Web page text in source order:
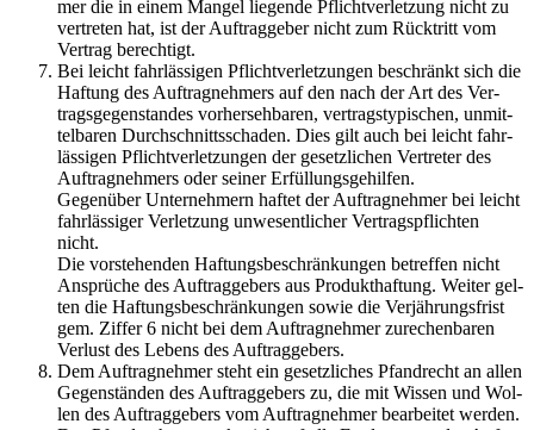
mer die in einem Man­gel lie­gen­de Pflicht­ver­let­zung nicht zu
ver­tre­ten hat, ist der Auf­trag­ge­ber nicht zum Rück­tritt vom
Ver­trag be­rech­tigt.
Bei leicht fahr­läs­si­gen Pflicht­ver­let­zun­gen be­schränkt sich die
Haf­tung des Auf­trag­neh­mers auf den nach der Art des Ver­
trags­ge­gen­stan­des vor­her­seh­ba­ren, ver­trags­ty­pi­schen, un­mit­
tel­ba­ren Durch­schnitts­scha­den. Dies gilt auch bei leicht fahr­
läs­si­gen Pflicht­ver­let­zun­gen der ge­setz­li­chen Ver­tre­ter des
Auf­trag­neh­mers oder sei­ner Er­fül­lungs­ge­hil­fen.
Ge­gen­über Un­ter­neh­mern haf­tet der Auf­trag­neh­mer bei leicht
fahr­läs­si­ger Ver­let­zung un­we­sent­li­cher Ver­trags­pflich­ten
nicht.
Die vor­ste­hen­den Haf­tungs­be­schrän­kun­gen be­tref­fen nicht
An­sprü­che des Auf­trag­ge­bers aus Pro­dukt­haf­tung. Wei­ter gel­
ten die Haf­tungs­be­schrän­kun­gen sowie die Ver­jäh­rungs­frist
gem. Zif­fer 6 nicht bei dem Auf­trag­neh­mer zu­re­chen­ba­ren
Ver­lust des Le­bens des Auf­trag­ge­bers.
Dem Auf­trag­neh­mer steht ein ge­setz­li­ches Pfand­recht an allen
Ge­gen­stän­den des Auf­trag­ge­bers zu, die mit Wis­sen und Wol­
len des Auf­trag­ge­bers vom Auf­trag­neh­mer be­ar­bei­tet wer­den.